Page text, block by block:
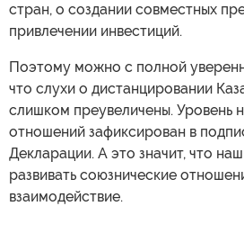
стран, о создании совместных
привлечении инвестиций.
Поэтому можно с полной
что слухи о дистанцировании
слишком преувеличены. Уровень
отношений зафиксирован в
Декларации. А это значит, что
развивать союзнические
взаимодействие.